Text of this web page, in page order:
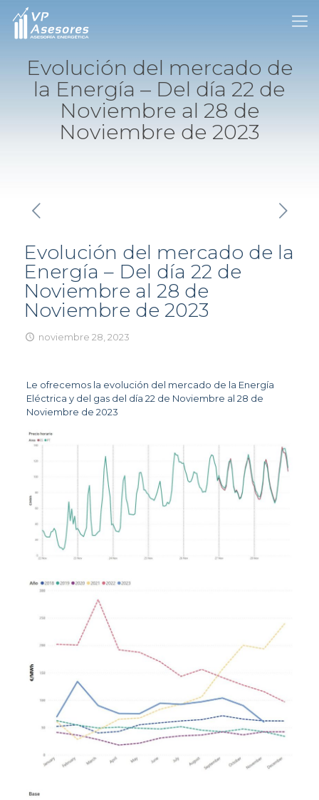
Evolución del mercado de
la Energía – Del día 22 de
Noviembre al 28 de
Noviembre de 2023
Evolución del mercado de la
Energía – Del día 22 de
Noviembre al 28 de
Noviembre de 2023
noviembre 28, 2023
Le ofrecemos la evolución del mercado de la Energía
Eléctrica y del gas del día 22 de Noviembre al 28 de
Noviembre de 2023